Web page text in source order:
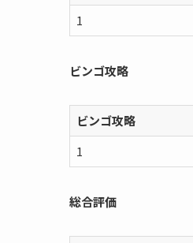
1
ビンゴ攻略
ビンゴ攻略
1
総合評価